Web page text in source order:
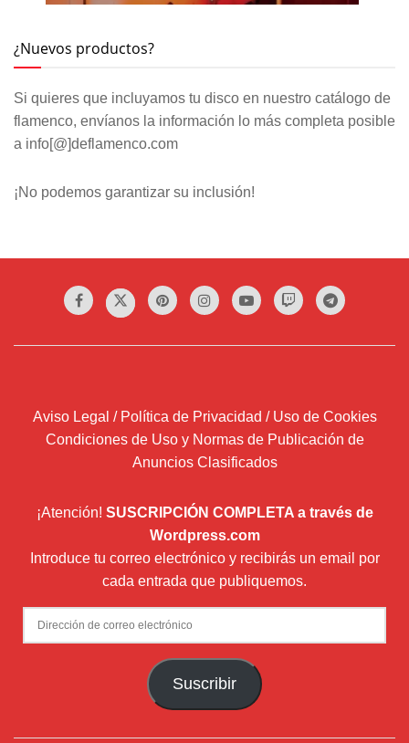
¿Nuevos productos?
Si quieres que incluyamos tu disco en nuestro catálogo de
flamenco, envíanos la información lo más completa posible
a info[@]deflamenco.com
¡No podemos garantizar su inclusión!
Aviso Legal / Política de Privacidad / Uso de Cookies
Condiciones de Uso y Normas de Publicación de
Anuncios Clasificados
¡Atención! SUSCRIPCIÓN COMPLETA a través de
Wordpress.com
Introduce tu correo electrónico y recibirás un email por
cada entrada que publiquemos.
Dirección
de
Suscribir